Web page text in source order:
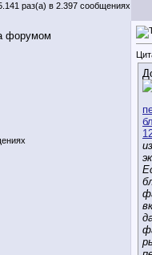
раз(а) в 2.397 сообщениях